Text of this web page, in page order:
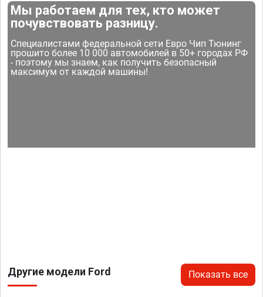
Мы работаем для тех, кто может
почувствовать разницу.
Специалистами федеральной сети Евро Чип Тюнинг
прошито более 10 000 автомобилей в 50+ городах РФ
- поэтому мы знаем, как получить безопасный
максимум от каждой машины!
Другие модели Ford Показать все